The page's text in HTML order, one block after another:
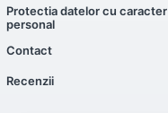
Protectia datelor cu caracter
personal
Contact
Recenzii